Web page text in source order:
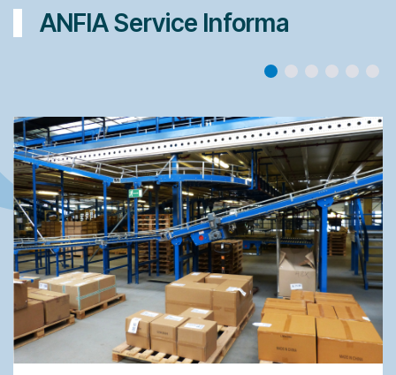
ANFIA Service Informa